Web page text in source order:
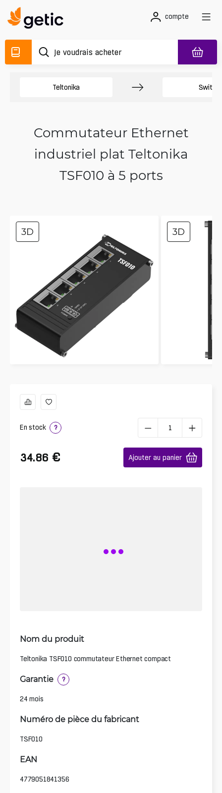
compte
Teltonika Switch
Commutateur Ethernet
industriel plat Teltonika
TSF010 à 5 ports
3D 3D
En stock ?
34.86 € Ajouter au panier
Nom du produit
Teltonika TSF010 commutateur Ethernet compact
Garantie ?
24 mois
Numéro de pièce du fabricant
TSF010
EAN
4779051841356